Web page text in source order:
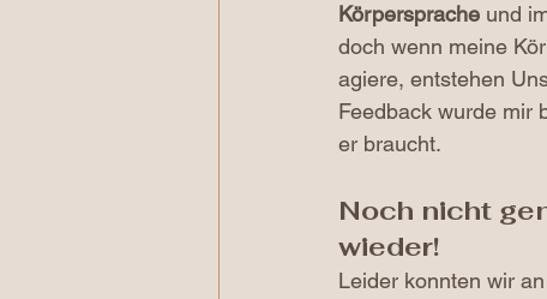
Körpersprache und
doch wenn meine
agiere, entstehen
Feedback wurde mir
er braucht.
Noch nicht
wieder!
Leider konnten wir